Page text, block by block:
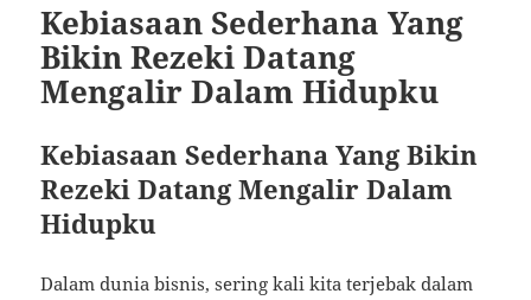
Kebiasaan Sederhana Yang
Bikin Rezeki Datang
Mengalir Dalam Hidupku
Kebiasaan Sederhana Yang Bikin
Rezeki Datang Mengalir Dalam
Hidupku
Dalam dunia bisnis, sering kali kita terjebak dalam